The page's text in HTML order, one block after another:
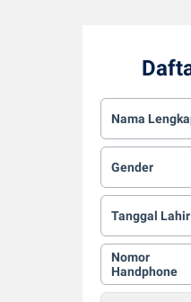
Nama
Gender
Tanggal Lahir
Nomor
Handphone